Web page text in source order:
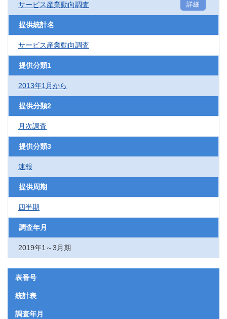
サービス産業動向調査 詳細
提供統計名
サービス産業動向調査
提供分類1
2013年1月から
提供分類2
月次調査
提供分類3
速報
提供周期
四半期
調査年月
2019年1～3月期
表番号
統計表
調査年月